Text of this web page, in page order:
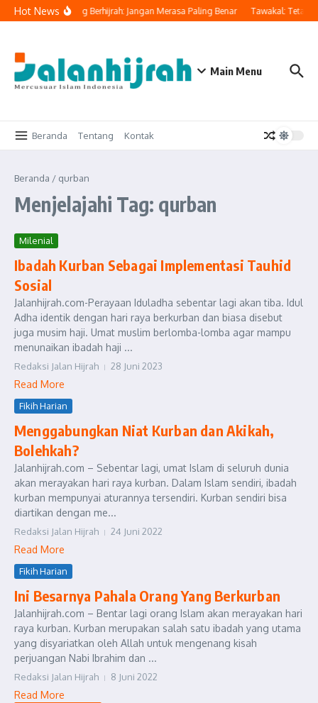
Lewati ke konten
Hot News
Ingatkan Orang Yang Berhijrah: Jangan Merasa Paling Benar Tawakal: Tetap
Main Menu
Beranda Tentang Kontak
Beranda / qurban
Menjelajahi Tag: qurban
Milenial
Ibadah Kurban Sebagai Implementasi Tauhid
Sosial
Jalanhijrah.com-Perayaan Iduladha sebentar lagi akan tiba. Idul
Adha identik dengan hari raya berkurban dan biasa disebut
juga musim haji. Umat muslim berlomba-lomba agar mampu
menunaikan ibadah haji ...
Redaksi Jalan Hijrah 28 Juni 2023
Read More
Fikih Harian
Menggabungkan Niat Kurban dan Akikah,
Bolehkah?
Jalanhijrah.com – Sebentar lagi, umat Islam di seluruh dunia
akan merayakan hari raya kurban. Dalam Islam sendiri, ibadah
kurban mempunyai aturannya tersendiri. Kurban sendiri bisa
diartikan dengan me...
Redaksi Jalan Hijrah 24 Juni 2022
Read More
Fikih Harian
Ini Besarnya Pahala Orang Yang Berkurban
Jalanhijrah.com – Bentar lagi orang Islam akan merayakan hari
raya kurban. Kurban merupakan salah satu ibadah yang utama
yang disyariatkan oleh Allah untuk mengenang kisah
perjuangan Nabi Ibrahim dan ...
Redaksi Jalan Hijrah 8 Juni 2022
Read More